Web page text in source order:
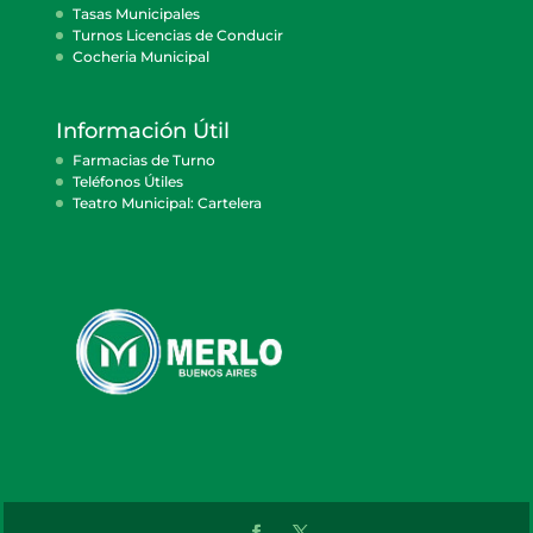
Tasas Municipales
Turnos Licencias de Conducir
Cocheria Municipal
Información Útil
Farmacias de Turno
Teléfonos Útiles
Teatro Municipal: Cartelera